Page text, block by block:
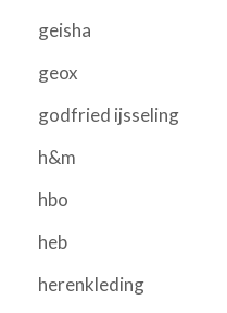
geisha
geox
godfried ijsseling
h&m
hbo
heb
herenkleding